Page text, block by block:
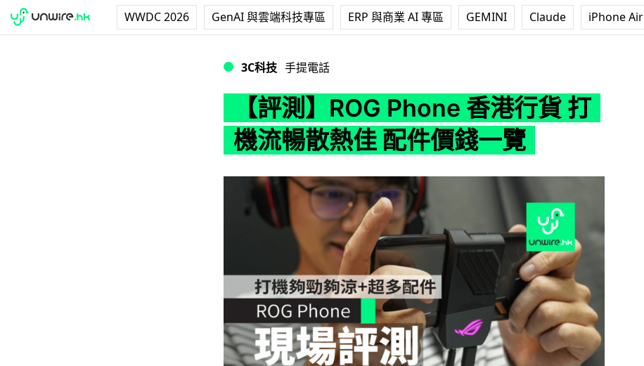
WWDC 2026 GenAI 與雲端科技專區 ERP 與商業 AI 專區 GEMINI Claude iPhone Air
3C科技 手提電話
【評測】ROG Phone 香港行貨 打
機流暢散熱佳 配件價錢一覽